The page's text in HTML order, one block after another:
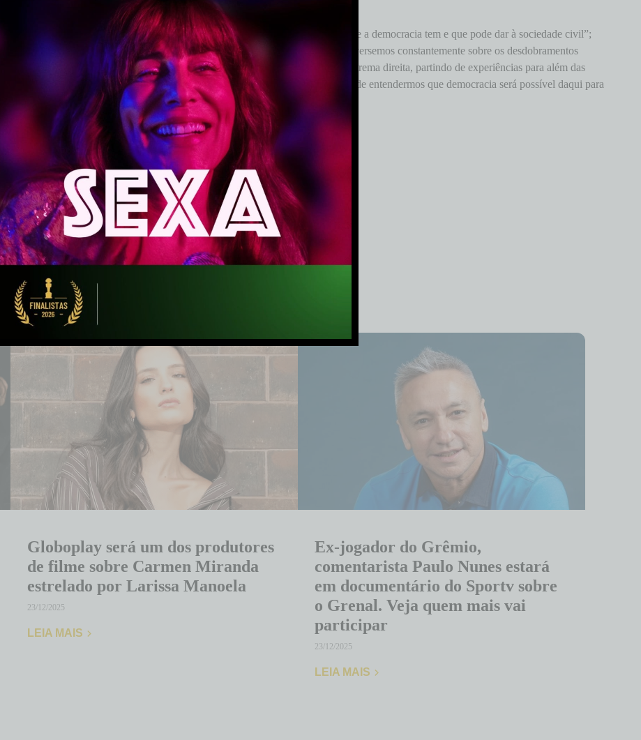
na defesa da área.
“Não está restando outra alternativa a não ser usar as próprias ferramentas que a democracia tem e que pode dar à sociedade civil”;
que se confundem adversários com inimigos. Ao seu ver, é necessário que conversemos constantemente sobre os desdobramentos
possibilidade de renascimento da democracia num cenário de domínio da extrema direita, partindo de experiências para além das
curto ou médio prazo. Acho que a gente ainda vai levar muito ‘sacolejo’ antes de entendermos que democracia será possível daqui para
morte-o-paradoxo-da-democracia
Globoplay será um dos produtores
de filme sobre Carmen Miranda
estrelado por Larissa Manoela
23/12/2025
LEIA MAIS
Ex-jogador do Grêmio,
comentarista Paulo Nunes estará
em documentário do Sportv sobre
o Grenal. Veja quem mais vai
participar
23/12/2025
LEIA MAIS